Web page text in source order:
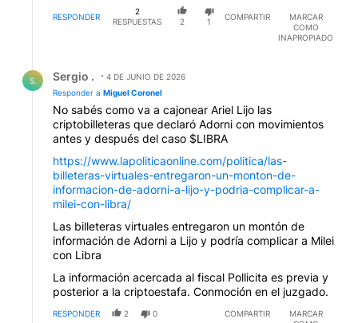
RESPONDER
2
RESPUESTAS
2 1
COMPARTIR
MARCAR
COMO
INAPROPIADO
S. Sergio .
4 DE JUNIO DE 2026
Responder a Miguel Coronel
No sabés como va a cajonear Ariel Lijo las
criptobilleteras que declaró Adorni con movimientos
antes y después del caso $LIBRA
https://www.lapoliticaonline.com/politica/las-
billeteras-virtuales-entregaron-un-monton-de-
informacion-de-adorni-a-lijo-y-podria-complicar-a-
milei-con-libra/
Las billeteras virtuales entregaron un montón de
información de Adorni a Lijo y podría complicar a Milei
con Libra
La información acercada al fiscal Pollicita es previa y
posterior a la criptoestafa. Conmoción en el juzgado.
RESPONDER 2 0 COMPARTIR
MARCAR